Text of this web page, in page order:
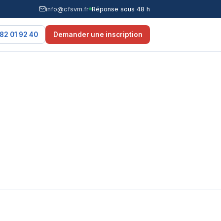
info@cfsvm.fr Réponse sous 48 h
01 92 40 Demander une inscription